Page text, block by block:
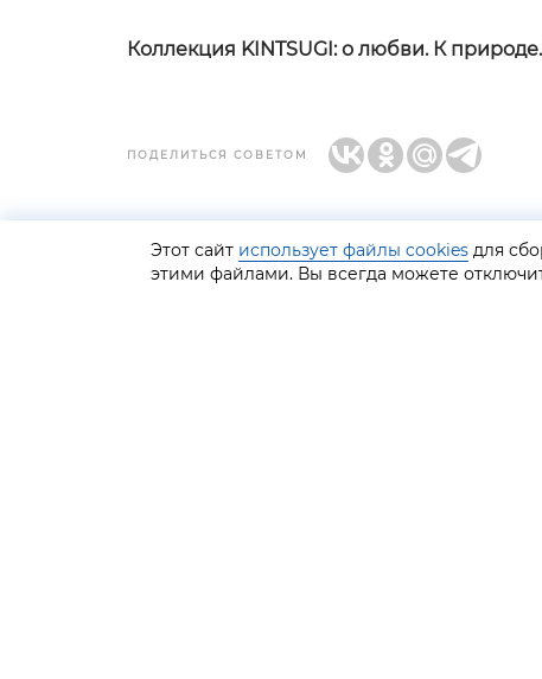
Коллекция KINTSUGI: о любви. К
ПОДЕЛИТЬСЯ СОВЕТОМ
GRAF КОЛЬЦОВ | MEDIA КАТАЛОГ
Этот сайт использует файлы cookies для
этими файлами. Вы всегда можете